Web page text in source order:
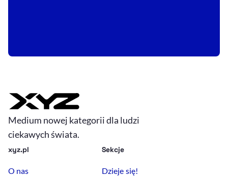
Medium nowej kategorii dla ludzi
ciekawych świata.
xyz.pl
O nas
Sekcje
Dzieje się!